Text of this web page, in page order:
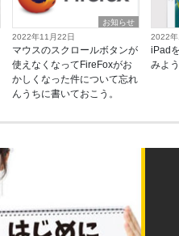
お知らせ
2022年11月22日
マウスのスクロールボタンが
使えなくなってFireFoxがお
かしくなった件について忘れ
んうちに書いておこう。
2022年
iPad
みよう